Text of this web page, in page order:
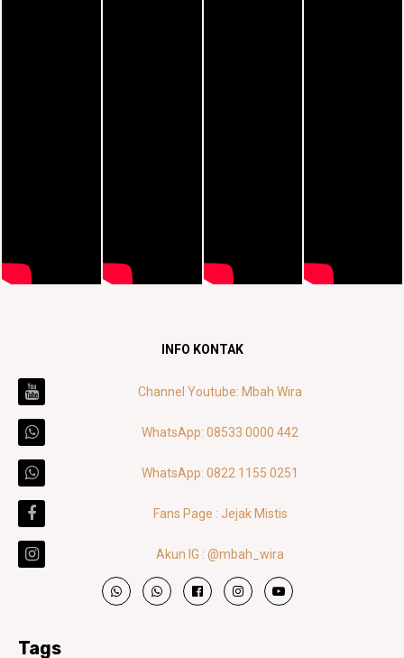
INFO KONTAK
Channel Youtube: Mbah Wira
WhatsApp: 08533 0000 442
WhatsApp: 0822 1155 0251
Fans Page : Jejak Mistis
Akun IG : @mbah_wira
Tags